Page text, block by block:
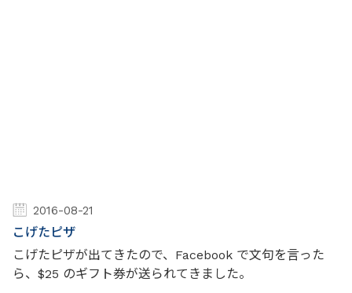
2016-08-21
こげたピザ
こげたピザが出てきたので、Facebook で文句を言った
ら、$25 のギフト券が送られてきました。